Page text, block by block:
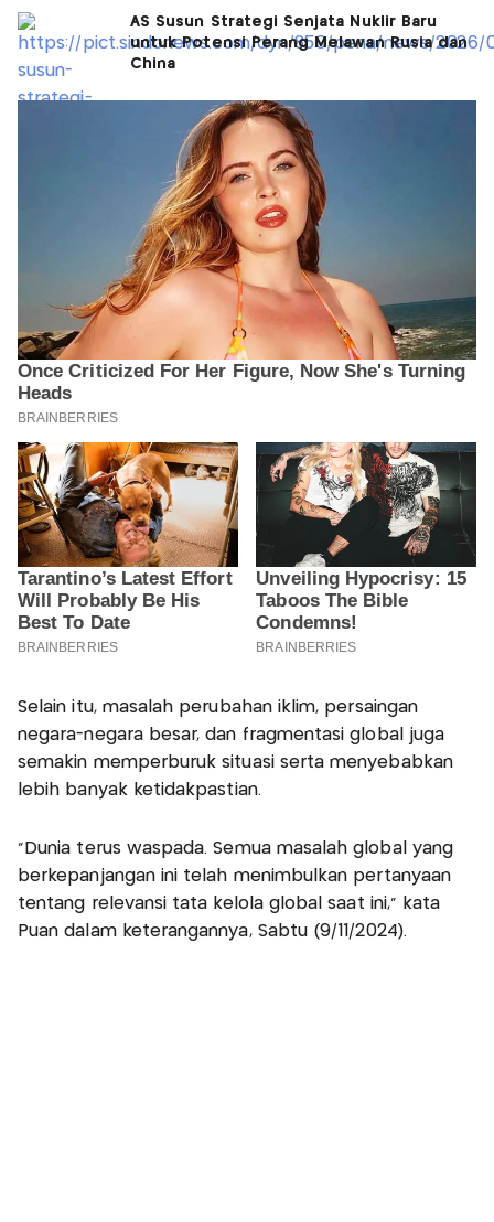
AS Susun Strategi Senjata Nuklir Baru
untuk Potensi Perang Melawan Rusia dan
China
Selain itu, masalah perubahan iklim, persaingan
negara-negara besar, dan fragmentasi global juga
semakin memperburuk situasi serta menyebabkan
lebih banyak ketidakpastian.
"Dunia terus waspada. Semua masalah global yang
berkepanjangan ini telah menimbulkan pertanyaan
tentang relevansi tata kelola global saat ini,” kata
Puan dalam keterangannya, Sabtu (9/11/2024).